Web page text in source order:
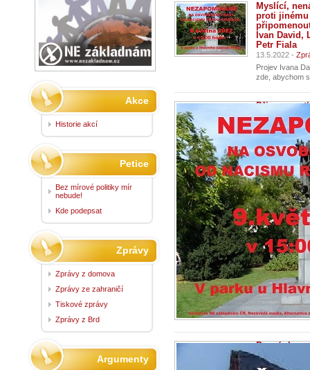
Myslící,
proti jinému
Ivan David,
Petr Fiala
13.5.2022 -
Projev Ivana
zde, abychom
armádou
6.5.2022 -
...
Pozvánka:
koutku
27.4.2022 -
Akce
Historie akcí
Petice
Bez mírové politiky mír
nebude!
Kde podepsat
Zprávy
Zprávy z domova
Zprávy ze zahraničí
Tiskové zprávy
Zprávy z Brd
Argumenty